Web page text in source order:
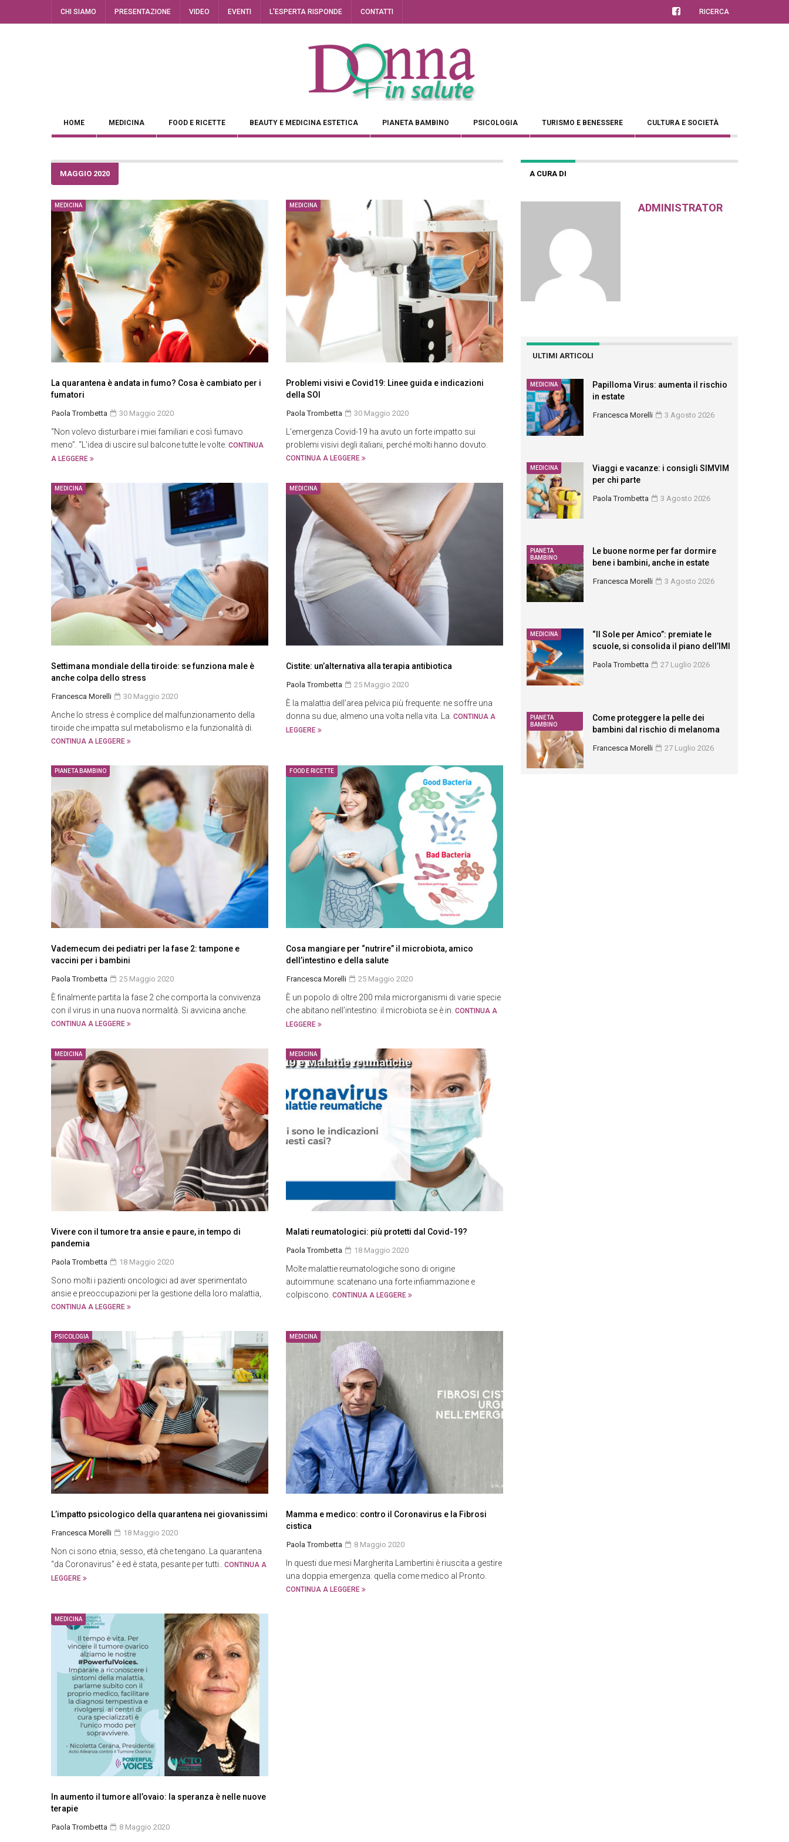
CHI SIAMO PRESENTAZIONE VIDEO EVENTI L’ESPERTA RISPONDE CONTATTI RICERCA
HOME MEDICINA FOOD E RICETTE BEAUTY E MEDICINA ESTETICA PIANETA BAMBINO PSICOLOGIA TURISMO E BENESSERE CULTURA E SOCIETÀ
MAGGIO 2020
MEDICINA
La quarantena è andata in fumo? Cosa è cambiato per i
fumatori
Paola Trombetta 30 Maggio 2020
“Non volevo disturbare i miei familiari e così fumavo
meno”. “L’idea di uscire sul balcone tutte le volte. CONTINUA
A LEGGERE
MEDICINA
Problemi visivi e Covid19: Linee guida e indicazioni
della SOI
Paola Trombetta 30 Maggio 2020
L’emergenza Covid-19 ha avuto un forte impatto sui
problemi visivi degli italiani, perché molti hanno dovuto.
CONTINUA A LEGGERE
MEDICINA
Settimana mondiale della tiroide: se funziona male è
anche colpa dello stress
Francesca Morelli 30 Maggio 2020
Anche lo stress è complice del malfunzionamento della
tiroide che impatta sul metabolismo e la funzionalità di.
CONTINUA A LEGGERE
MEDICINA
Cistite: un’alternativa alla terapia antibiotica
Paola Trombetta 25 Maggio 2020
È la malattia dell’area pelvica più frequente: ne soffre una
donna su due, almeno una volta nella vita. La. CONTINUA A
LEGGERE
PIANETA BAMBINO
Vademecum dei pediatri per la fase 2: tampone e
vaccini per i bambini
Paola Trombetta 25 Maggio 2020
È finalmente partita la fase 2 che comporta la convivenza
con il virus in una nuova normalità. Si avvicina anche.
CONTINUA A LEGGERE
FOOD E RICETTE
Cosa mangiare per “nutrire” il microbiota, amico
dell’intestino e della salute
Francesca Morelli 25 Maggio 2020
È un popolo di oltre 200 mila microrganismi di varie specie
che abitano nell’intestino: il microbiota se è in. CONTINUA A
LEGGERE
MEDICINA
Vivere con il tumore tra ansie e paure, in tempo di
pandemia
Paola Trombetta 18 Maggio 2020
Sono molti i pazienti oncologici ad aver sperimentato
ansie e preoccupazioni per la gestione della loro malattia,.
CONTINUA A LEGGERE
MEDICINA
Malati reumatologici: più protetti dal Covid-19?
Paola Trombetta 18 Maggio 2020
Molte malattie reumatologiche sono di origine
autoimmune: scatenano una forte infiammazione e
colpiscono. CONTINUA A LEGGERE
PSICOLOGIA
L’impatto psicologico della quarantena nei giovanissimi
Francesca Morelli 18 Maggio 2020
Non ci sono etnia, sesso, età che tengano. La quarantena
“da Coronavirus” è ed è stata, pesante per tutti.. CONTINUA A
LEGGERE
MEDICINA
Mamma e medico: contro il Coronavirus e la Fibrosi
cistica
Paola Trombetta 8 Maggio 2020
In questi due mesi Margherita Lambertini è riuscita a gestire
una doppia emergenza: quella come medico al Pronto.
CONTINUA A LEGGERE
MEDICINA
In aumento il tumore all’ovaio: la speranza è nelle nuove
terapie
Paola Trombetta 8 Maggio 2020
A CURA DI
ADMINISTRATOR
ULTIMI ARTICOLI
MEDICINA
Papilloma Virus: aumenta il rischio
in estate
Francesca Morelli 3 Agosto 2026
MEDICINA
Viaggi e vacanze: i consigli SIMVIM
per chi parte
Paola Trombetta 3 Agosto 2026
PIANETA
BAMBINO
Le buone norme per far dormire
bene i bambini, anche in estate
Francesca Morelli 3 Agosto 2026
MEDICINA
“Il Sole per Amico”: premiate le
scuole, si consolida il piano dell’IMI
Paola Trombetta 27 Luglio 2026
PIANETA
BAMBINO
Come proteggere la pelle dei
bambini dal rischio di melanoma
Francesca Morelli 27 Luglio 2026